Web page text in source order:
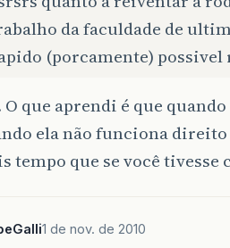
da faculdade de
(porcamente) possivel
O que aprendi é que
ela não funciona
tempo que se você
1 de nov. de 2010